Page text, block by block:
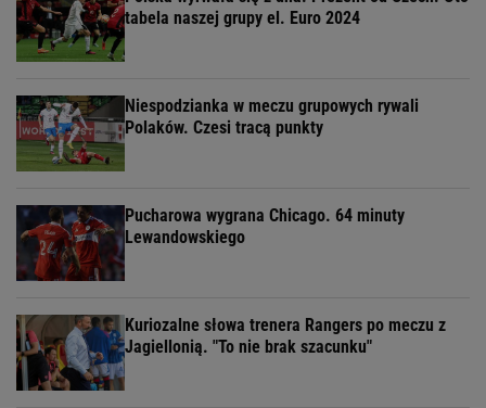
tabela naszej grupy el. Euro 2024
Niespodzianka w meczu grupowych rywali
Polaków. Czesi tracą punkty
Pucharowa wygrana Chicago. 64 minuty
Lewandowskiego
Kuriozalne słowa trenera Rangers po meczu z
Jagiellonią. "To nie brak szacunku"